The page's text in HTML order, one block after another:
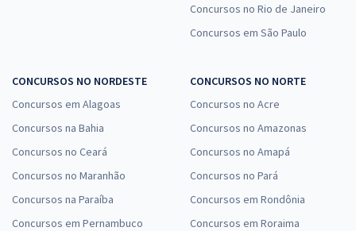
Concursos no Rio de Janeiro
Concursos em São Paulo
CONCURSOS NO NORDESTE
Concursos em Alagoas
Concursos na Bahia
Concursos no Ceará
Concursos no Maranhão
Concursos na Paraíba
Concursos em Pernambuco
CONCURSOS NO NORTE
Concursos no Acre
Concursos no Amazonas
Concursos no Amapá
Concursos no Pará
Concursos em Rondônia
Concursos em Roraima